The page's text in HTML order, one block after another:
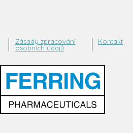
Zásady zpracování
osobních údajů
Kontakt